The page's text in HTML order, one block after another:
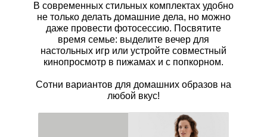
В современных стильных комплектах удобно
не только делать домашние дела, но можно
даже провести фотосессию. Посвятите
время семье: выделите вечер для
настольных игр или устройте совместный
кинопросмотр в пижамах и с попкорном.
Сотни вариантов для домашних образов на
любой вкус!